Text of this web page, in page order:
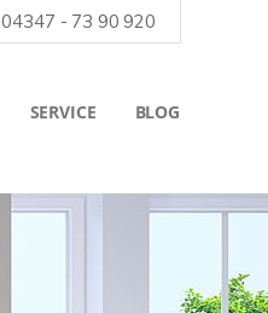
04347 - 73 90 920
SERVICE BLOG